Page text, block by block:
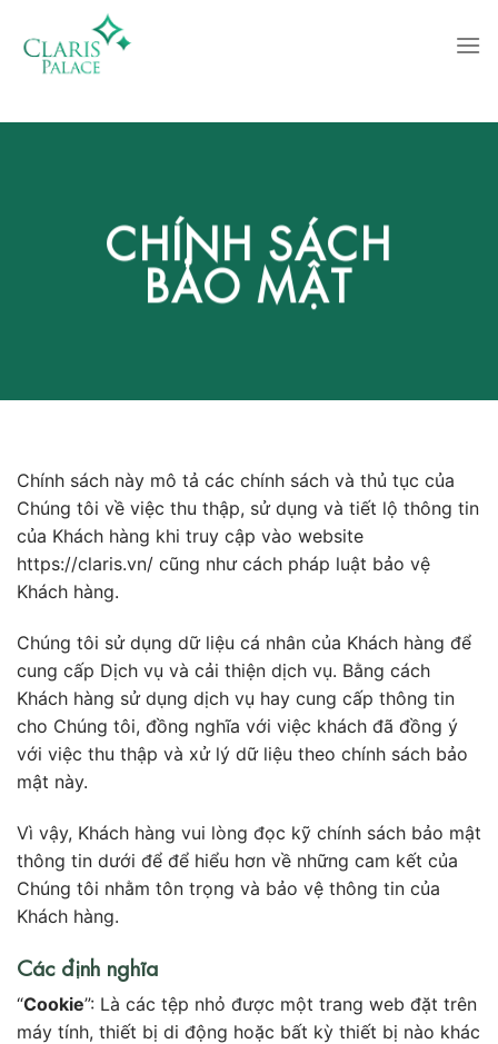
content
CHÍNH SÁCH
BẢO MẬT
Chính sách này mô tả các chính sách và thủ tục của
Chúng tôi về việc thu thập, sử dụng và tiết lộ thông tin
của Khách hàng khi truy cập vào website
https://claris.vn/ cũng như cách pháp luật bảo vệ
Khách hàng.
Chúng tôi sử dụng dữ liệu cá nhân của Khách hàng để
cung cấp Dịch vụ và cải thiện dịch vụ. Bằng cách
Khách hàng sử dụng dịch vụ hay cung cấp thông tin
cho Chúng tôi, đồng nghĩa với việc khách đã đồng ý
với việc thu thập và xử lý dữ liệu theo chính sách bảo
mật này.
Vì vậy, Khách hàng vui lòng đọc kỹ chính sách bảo mật
thông tin dưới để để hiểu hơn về những cam kết của
Chúng tôi nhằm tôn trọng và bảo vệ thông tin của
Khách hàng.
Các định nghĩa
“Cookie”: Là các tệp nhỏ được một trang web đặt trên
máy tính, thiết bị di động hoặc bất kỳ thiết bị nào khác